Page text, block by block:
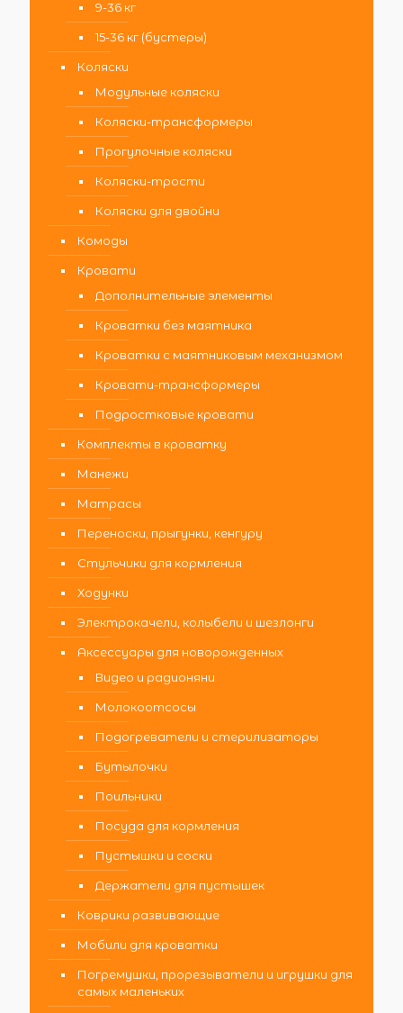
9-36 кг
15-36 кг (бустеры)
Коляски
Модульные коляски
Коляски-трансформеры
Прогулочные коляски
Коляски-трости
Коляски для двойни
Комоды
Кровати
Дополнительные элементы
Кроватки без маятника
Кроватки с маятниковым механизмом
Кровати-трансформеры
Подростковые кровати
Комплекты в кроватку
Манежи
Матрасы
Переноски, прыгунки, кенгуру
Стульчики для кормления
Ходунки
Электрокачели, колыбели и шезлонги
Аксессуары для новорожденных
Видео и радионяни
Молокоотсосы
Подогреватели и стерилизаторы
Бутылочки
Поильники
Посуда для кормления
Пустышки и соски
Держатели для пустышек
Коврики развивающие
Мобили для кроватки
Погремушки, прорезыватели и игрушки для
самых маленьких